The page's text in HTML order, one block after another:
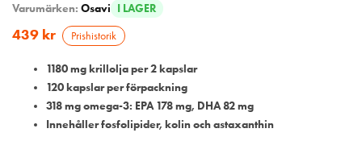
Varumärken: Osavi I LAGER
439 kr Prishistorik
1180 mg krillolja per 2 kapslar
120 kapslar per förpackning
318 mg omega-3: EPA 178 mg, DHA 82 mg
Innehåller fosfolipider, kolin och astaxanthin